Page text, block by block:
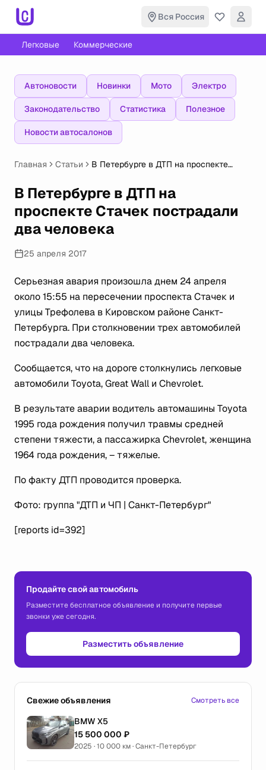
Вся Россия
Легковые Коммерческие
Автоновости Новинки Мото Электро
Законодательство Статистика Полезное
Новости автосалонов
Главная Статьи
В Петербурге в ДТП на проспекте
В Петербурге в ДТП на
проспекте Стачек пострадали
два человека
25 апреля 2017
Серьезная авария произошла днем 24 апреля
около 15:55 на пересечении проспекта Стачек и
улицы Трефолева в Кировском районе Санкт-
Петербурга. При столкновении трех автомобилей
пострадали два человека.
Сообщается, что на дороге столкнулись легковые
автомобили Toyota, Great Wall и Chevrolet.
В результате аварии водитель автомашины Toyota
1995 года рождения получил травмы средней
степени тяжести, а пассажирка Chevrolet, женщина
1964 года рождения, – тяжелые.
По факту ДТП проводится проверка.
Фото: группа "ДТП и ЧП | Санкт-Петербург"
[reports id=392]
Продайте свой автомобиль
Разместите бесплатное объявление и получите первые
звонки уже сегодня.
Разместить объявление
Свежие объявления Смотреть все
BMW X5
15 500 000 ₽
2025 · 10 000 км · Санкт-Петербург